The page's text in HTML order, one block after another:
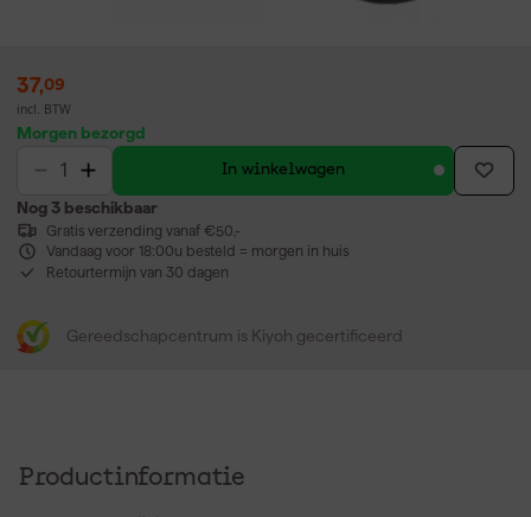
37,09
incl. BTW
Morgen bezorgd
In winkelwagen
Nog 3 beschikbaar
Gratis verzending vanaf €50,-
Vandaag voor 18:00u besteld = morgen in huis
Retourtermijn van 30 dagen
Gereedschapcentrum is Kiyoh gecertificeerd
Productinformatie